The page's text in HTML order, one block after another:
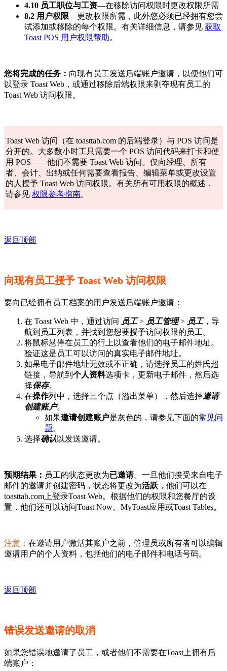
4.10 员工职位与工资—在移除访问权限时更改权限所需
8.2 用户权限—更改权限所需，此外您必须已经拥有您尝
试添加或移除的每个权限。有关详细信息，请参见 获取
Toast POS 用户权限帮助。
您将完成的任务： 向现有员工发送后端账户邀请，以便他们可
以登录 Toast Web，或通过移除后端权限来剥夺现有员工的
Toast Web 访问权限。
Toast Web 访问（在 toasttab.com 的后端登录）与 POS 访问是
分开的。大多数小时工只需要一个 POS 访问代码来打卡和使
用 POS——他们不需要 Toast Web 访问。仅向经理、所有
者、会计、出纳或任何需要查看报告、编辑菜单或更改设置
的人授予 Toast Web 访问权限。有关所有可用权限的概述，
请参见 权限参考指南。
返回顶部
向现有员工授予 Toast Web 访问权限
要向已经拥有员工档案的用户发送后端账户邀请：
在 Toast Web 中，通过访问 员工> 员工管理> 员工，导
航到员工列表，并找到您想要授予访问权限的员工。
将鼠标悬停在员工的行上以查看他们的电子邮件地址。
验证这是员工可以访问的真实电子邮件地址。
如果电子邮件地址无效或不正确，请选择员工的姓氏超
链接，导航到 个人资料选项卡，更新电子邮件，然后选
择保存。
在操作列中，选择三个点（溢出菜单），然后选择邀请
创建账户。
如果邀请创建账户是灰色的，请参见下面的常见问
题。
选择确认 以发送邀请。
预期结果： 员工的状态更改为已邀请。一旦他们接受来自电子
邮件的邀请并创建密码，状态将更改为活跃 ，他们可以在
toasttab.com上登录Toast Web。根据他们的权限和您餐厅的设
置，他们还可以访问Toast Now、MyToast应用或Toast Tables。
注意： 在邀请用户激活其账户之前，管理员或所有者可以编辑
邀请用户的个人资料，包括他们的电子邮件和电话号码。
返回顶部
错误发送邀请的取消
如果您错误地邀请了员工，或者他们不需要在Toast上拥有后
端账户：